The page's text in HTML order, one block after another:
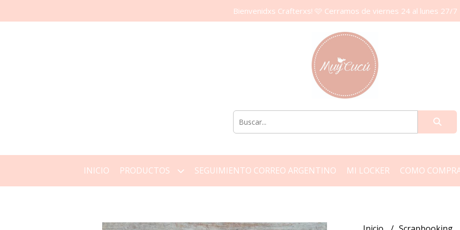
Bienvenidxs Crafterxs! 🩷 Cerramos de viernes 24 al lunes 27/7
INICIO PRODUCTOS SEGUIMIENTO CORREO ARGENTINO MI LOCKER COMO